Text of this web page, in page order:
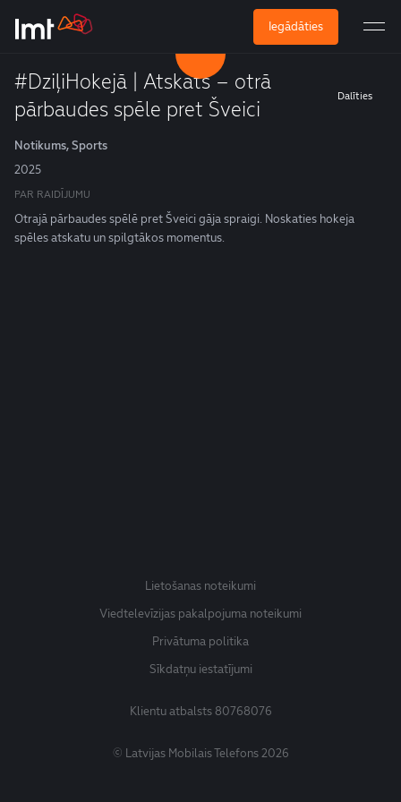
Iegādāties
#DziļiHokejā | Atskats – otrā
pārbaudes spēle pret Šveici
Dalīties
Notikums, Sports
2025
PAR RAIDĪJUMU
Otrajā pārbaudes spēlē pret Šveici gāja spraigi. Noskaties hokeja
spēles atskatu un spilgtākos momentus.
Lietošanas noteikumi
Viedtelevīzijas pakalpojuma noteikumi
Privātuma politika
Sīkdatņu iestatījumi
Klientu atbalsts80768076
© Latvijas Mobilais Telefons 2026